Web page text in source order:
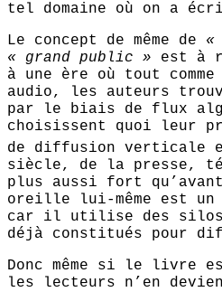
tel domaine où on a
Le concept de même de «
« grand public » est à
à une ère où tout
audio, les auteurs
par le biais de flux
choisissent quoi leur
de diffusion verticale
siècle, de la presse,
plus aussi fort
oreille lui-même est
car il utilise des silos
déjà constitués pour
Donc même si le livre
les lecteurs n’en